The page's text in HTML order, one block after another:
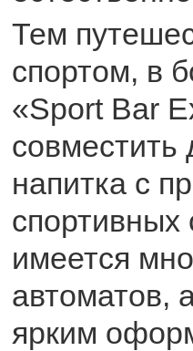
Тем
спортом, в
«Sport Bar
совместить
напитка с
спортивных
имеется
автоматов,
ярким